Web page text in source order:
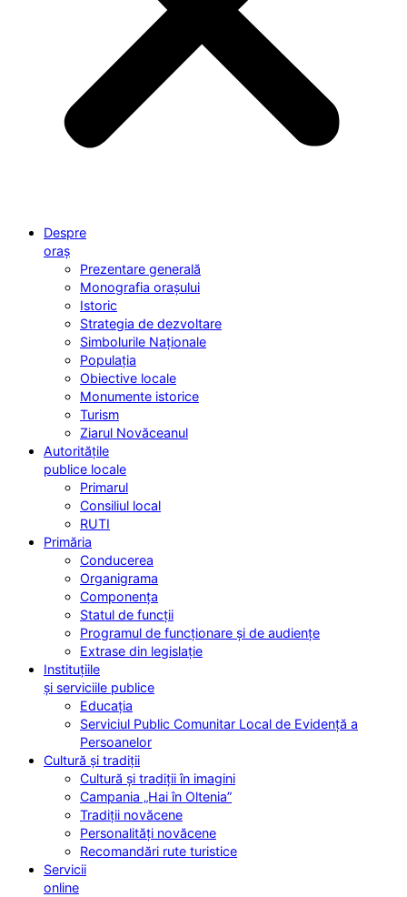
Despre
oraș
Prezentare generală
Monografia orașului
Istoric
Strategia de dezvoltare
Simbolurile Naționale
Populația
Obiective locale
Monumente istorice
Turism
Ziarul Novăceanul
Autoritățile
publice locale
Primarul
Consiliul local
RUTI
Primăria
Conducerea
Organigrama
Componența
Statul de funcții
Programul de funcționare și de audiențe
Extrase din legislație
Instituțiile
și serviciile publice
Educația
Serviciul Public Comunitar Local de Evidență a
Persoanelor
Cultură și tradiții
Cultură și tradiții în imagini
Campania „Hai în Oltenia”
Tradiții novăcene
Personalități novăcene
Recomandări rute turistice
Servicii
online